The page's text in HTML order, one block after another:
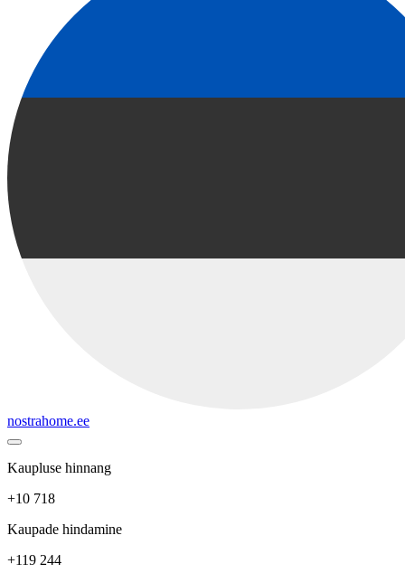
nostrahome.ee
Kaupluse hinnang
+10 718
Kaupade hindamine
+119 244